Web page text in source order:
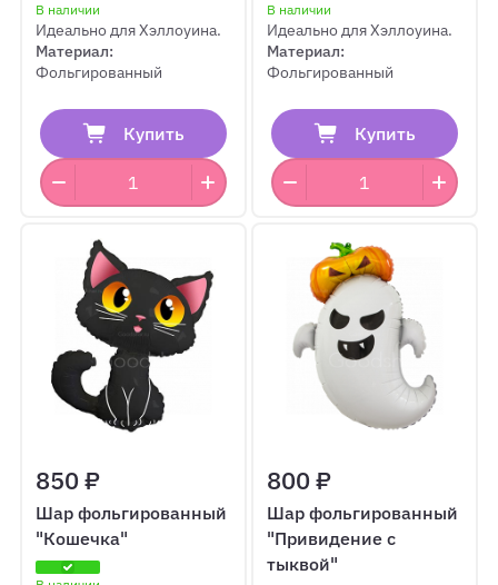
В наличии
Идеально для Хэллоуина.
Материал:
Фольгированный
Купить
В наличии
Идеально для Хэллоуина.
Материал:
Фольгированный
Купить
850 ₽
Шар фольгированный
"Кошечка"
800 ₽
Шар фольгированный
"Привидение с
тыквой"